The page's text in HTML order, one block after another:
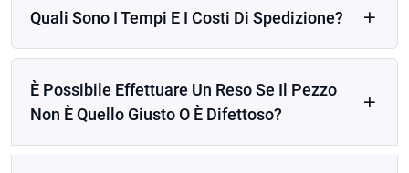
Quali Sono I Tempi E I Costi Di Spedizione?
È Possibile Effettuare Un Reso Se Il Pezzo
Non È Quello Giusto O È Difettoso?